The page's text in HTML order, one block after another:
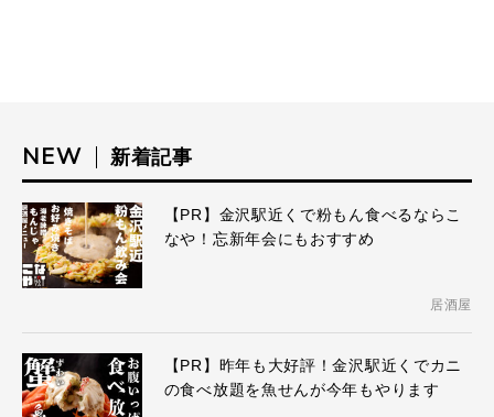
NEW 新着記事
【PR】金沢駅近くで粉もん食べるならこ
なや！忘新年会にもおすすめ
居酒屋
【PR】昨年も大好評！金沢駅近くでカニ
の食べ放題を魚せんが今年もやります